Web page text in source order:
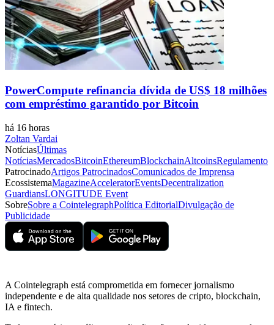
PowerCompute refinancia dívida de US$ 18 milhões
com empréstimo garantido por Bitcoin
há 16 horas
Zoltan Vardai
NotíciasÚltimas
NotíciasMercadosBitcoinEthereumBlockchainAltcoinsRegulamento
PatrocinadoArtigos PatrocinadosComunicados de Imprensa
EcossistemaMagazineAcceleratorEventsDecentralization
GuardiansLONGITUDE Event
SobreSobre a CointelegraphPolítica EditorialDivulgação de
Publicidade
A Cointelegraph está comprometida em fornecer jornalismo
independente e de alta qualidade nos setores de cripto, blockchain,
IA e fintech.